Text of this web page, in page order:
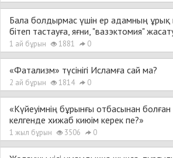
Бала болдырмас үшін ер адамның ұрық
бітеп тастауға, яғни, "вазэктомия"
1 ай бұрын 1881 0
«Фатализм» түсінігі Исламға сай ма?
2 ай бұрын 1814 0
«Күйеуімнің бұрынғы отбасынан болған
келгенде хижаб киюім керек пе?»
1 жыл бұрын 3506 0